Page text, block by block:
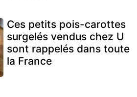
Ces petits pois-carottes
surgelés vendus chez U
sont rappelés dans toute
la France